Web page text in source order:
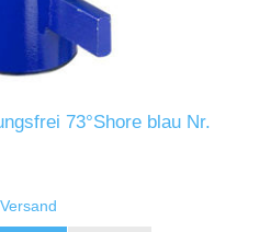
73°Shore blau Nr.
Versand